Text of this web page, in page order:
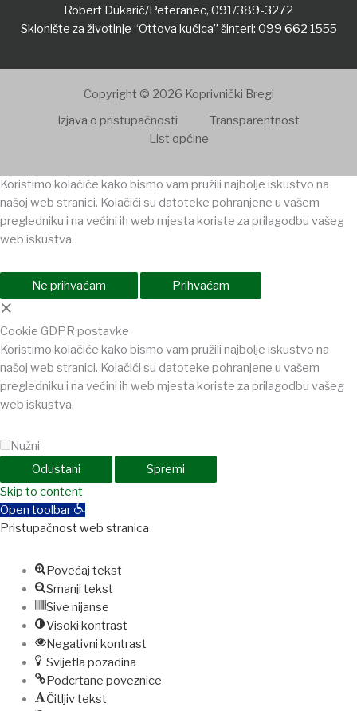
Robert Dukarić/Peteranec, 091/389-3272
Sklonište za životinje “Ottova kućica” šinteri: 099 662 1555
Copyright © 2026 Koprivnički Bregi
Izjava o pristupačnosti
Transparentnost
List općine
Koristimo kolačiće kako bismo vam pružili najbolje iskustvo na
našoj web stranici. Kolačići su datoteke pohranjene u vašem
pregledniku i na većini ih web mjesta koriste za prilagodbu vašeg
web iskustva.
Ne prihvaćam Prihvaćam
×
Cookie GDPR postavke
Koristimo kolačiće kako bismo vam pružili najbolje iskustvo na
našoj web stranici. Kolačići su datoteke pohranjene u vašem
pregledniku i na većini ih web mjesta koriste za prilagodbu vašeg
web iskustva.
Nužni
Odustani
Spremi
Skip to content
Open toolbar
Pristupačnost web stranica
Povećaj tekst
Smanji tekst
Sive nijanse
Visoki kontrast
Negativni kontrast
Svijetla pozadina
Podcrtane poveznice
Čitljiv tekst